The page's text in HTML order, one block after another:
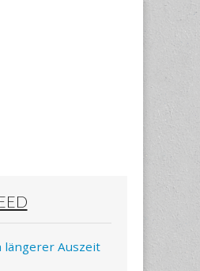
längerer Auszeit